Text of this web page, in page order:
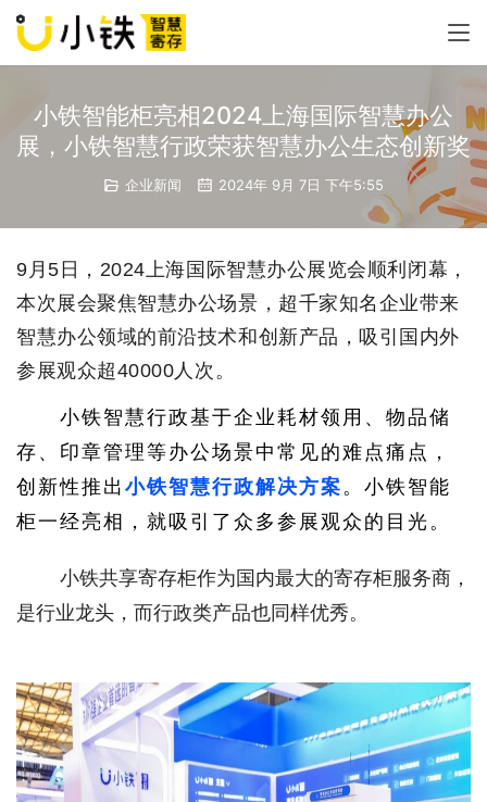
小铁智能柜亮相2024上海国际智慧办公
展，小铁智慧行政荣获智慧办公生态创新奖
企业新闻 2024年 9月 7日 下午5:55
9月5日，2024上海国际智慧办公展览会顺利闭幕，
本次展会聚焦智慧办公场景，超千家知名企业带来
智慧办公领域的前沿技术和创新产品，吸引国内外
参展观众超40000人次。
小铁智慧行政基于企业耗材领用、物品储
存、印章管理等办公场景中常见的难点痛点，
创新性推出小铁智慧行政解决方案。小铁智能
柜一经亮相，就吸引了众多参展观众的目光。
小铁共享寄存柜作为国内最大的寄存柜服务商，
是行业龙头，而行政类产品也同样优秀。